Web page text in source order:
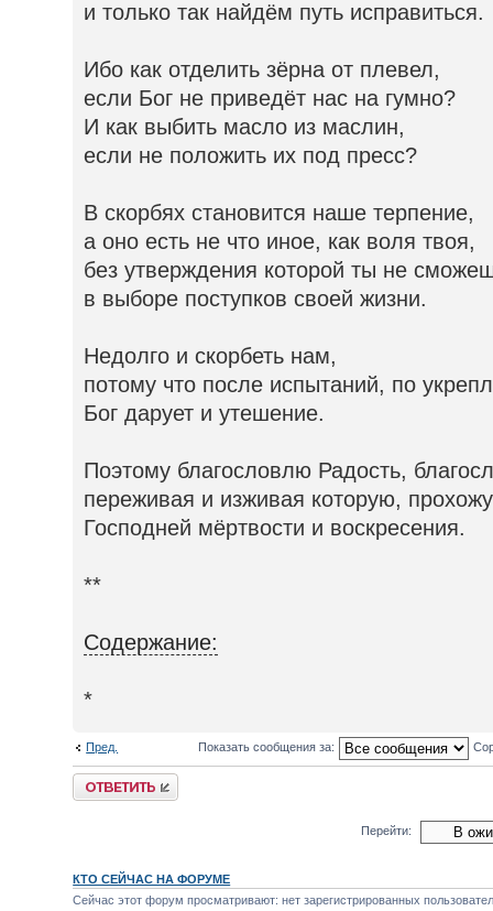
и только так найдём путь исправиться.
Ибо как отделить зёрна от плевел,
если Бог не приведёт нас на гумно?
И как выбить масло из маслин,
если не положить их под пресс?
В скорбях становится наше терпение,
а оно есть не что иное, как воля твоя,
без утверждения которой ты не
в выборе поступков своей жизни.
Недолго и скорбеть нам,
потому что после испытаний, по
Бог дарует и утешение.
Поэтому благословлю Радость,
переживая и изживая которую,
Господней мёртвости и воскресения.
**
Содержание:
*
Пред. Показать сообщения за:
Ответить
Перейти:
КТО СЕЙЧАС НА ФОРУМЕ
Сейчас этот форум просматривают: нет зарегистрированных